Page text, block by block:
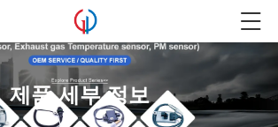
제품 세부 정보